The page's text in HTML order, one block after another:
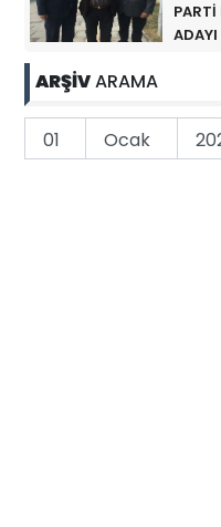
PARTİ
ADAYI
ARŞİVARAMA